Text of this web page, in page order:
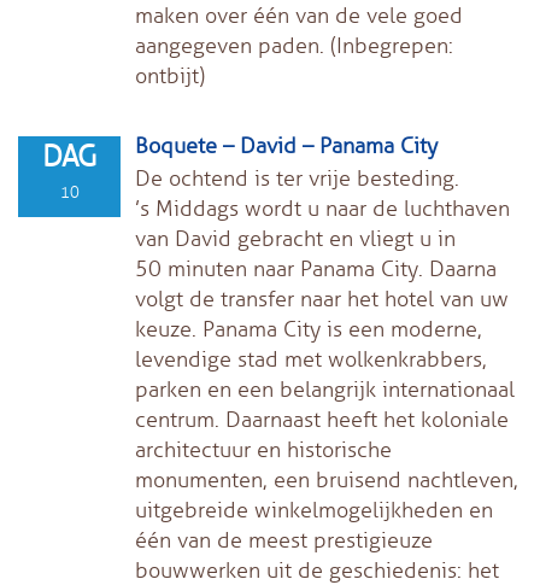
maken over één van de vele goed
aangegeven paden. (Inbegrepen:
ontbijt)
DAG
10
Boquete – David – Panama City
De ochtend is ter vrije besteding.
’s Middags wordt u naar de luchthaven
van David gebracht en vliegt u in
50 minuten naar Panama City. Daarna
volgt de transfer naar het hotel van uw
keuze. Panama City is een moderne,
levendige stad met wolkenkrabbers,
parken en een belangrijk internationaal
centrum. Daarnaast heeft het koloniale
architectuur en historische
monumenten, een bruisend nachtleven,
uitgebreide winkelmogelijkheden en
één van de meest prestigieuze
bouwwerken uit de geschiedenis: het